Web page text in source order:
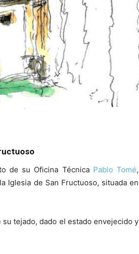
de su Oficina Técnica Pablo Tomé,
Iglesia de San Fructuoso, situada en
tejado, dado el estado envejecido y